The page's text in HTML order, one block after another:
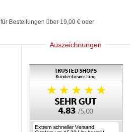
für Bestellungen über 19,00 € oder
Auszeichnungen